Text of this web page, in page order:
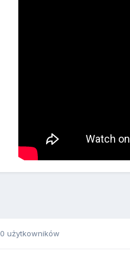
0 użytkowników